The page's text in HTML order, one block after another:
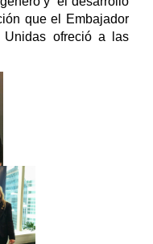
que el Embajador
ofreció a las